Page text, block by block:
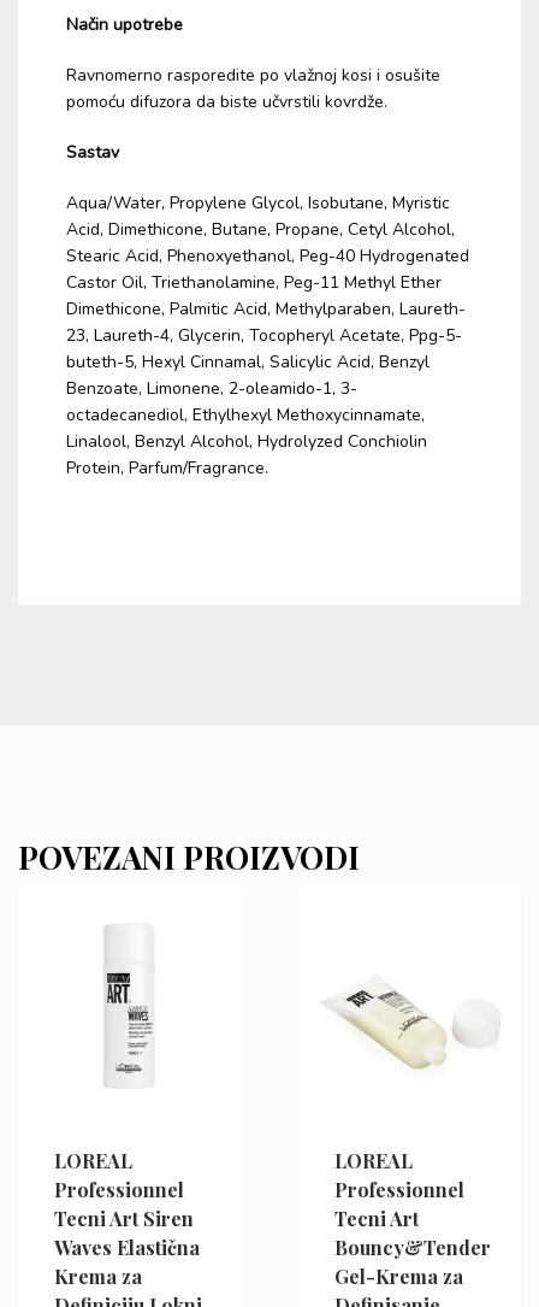
Način upotrebe
Ravnomerno rasporedite po vlažnoj kosi i osušite
pomoću difuzora da biste učvrstili kovrdže.
Sastav
Aqua/Water, Propylene Glycol, Isobutane, Myristic
Acid, Dimethicone, Butane, Propane, Cetyl Alcohol,
Stearic Acid, Phenoxyethanol, Peg-40 Hydrogenated
Castor Oil, Triethanolamine, Peg-11 Methyl Ether
Dimethicone, Palmitic Acid, Methylparaben, Laureth-
23, Laureth-4, Glycerin, Tocopheryl Acetate, Ppg-5-
buteth-5, Hexyl Cinnamal, Salicylic Acid, Benzyl
Benzoate, Limonene, 2-oleamido-1, 3-
octadecanediol, Ethylhexyl Methoxycinnamate,
Linalool, Benzyl Alcohol, Hydrolyzed Conchiolin
Protein, Parfum/Fragrance.
POVEZANI PROIZVODI
LOREAL
Professionnel
Tecni Art Siren
Waves Elastična
Krema za
LOREAL
Professionnel
Tecni Art
Bouncy&Tender
Gel-Krema za